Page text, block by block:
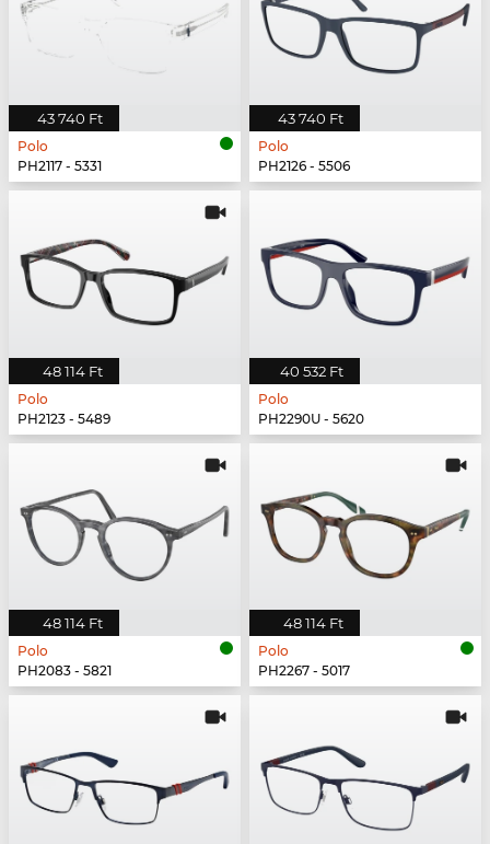
43 740 Ft
Polo
PH2117 - 5331
43 740 Ft
Polo
PH2126 - 5506
48 114 Ft
Polo
PH2123 - 5489
40 532 Ft
Polo
PH2290U - 5620
48 114 Ft
Polo
PH2083 - 5821
48 114 Ft
Polo
PH2267 - 5017